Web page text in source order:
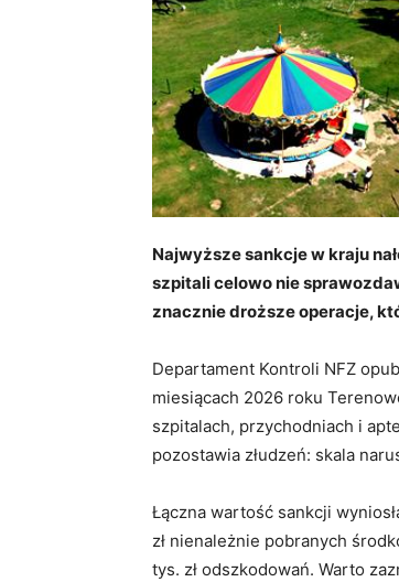
Najwyższe sankcje w kraju
szpitali celowo nie
znacznie droższe operacje,
Departament Kontroli NFZ
miesiącach 2026 roku
szpitalach, przychodniach i
pozostawia złudzeń: skala
Łączna wartość sankcji
zł nienależnie pobranych
tys. zł odszkodowań. Warto